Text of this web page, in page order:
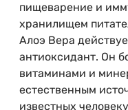
пищеварение и
хранилищем
Алоэ Вера
антиоксидант. Он
витаминами и
естественным
известных